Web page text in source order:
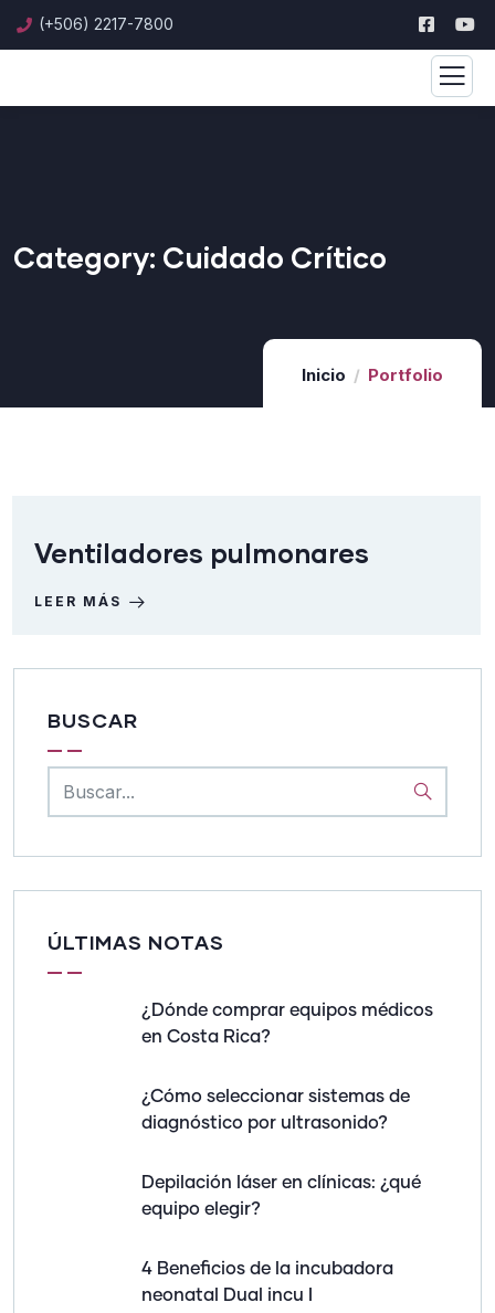
(+506) 2217-7800
Category: Cuidado Crítico
Inicio Portfolio
Ventiladores pulmonares
LEER MÁS
BUSCAR
ÚLTIMAS NOTAS
¿Dónde comprar equipos médicos
en Costa Rica?
¿Cómo seleccionar sistemas de
diagnóstico por ultrasonido?
Depilación láser en clínicas: ¿qué
equipo elegir?
4 Beneficios de la incubadora
neonatal Dual incu I